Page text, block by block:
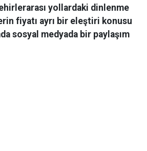
yollardaki dinlenme
fiyatı ayrı bir eleştiri konusu
sosyal medyada bir paylaşım